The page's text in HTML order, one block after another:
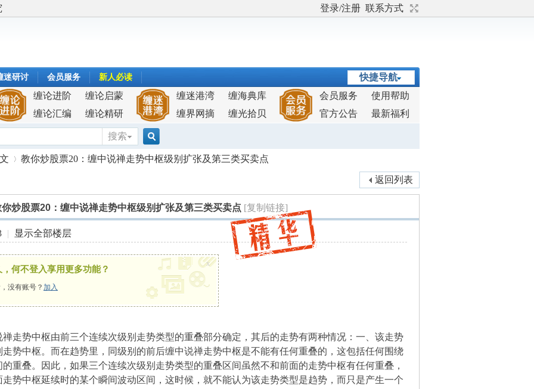
登录/注册 联系方式
快捷导航
迷研讨 会员服务 新人必读
缠论进阶
缠论启蒙
缠论汇编
缠论精研
缠迷港湾
缠海典库
缠界网摘
缠光拾贝
会员服务
使用帮助
官方公告
最新福利
搜索
搜
索
›
教你炒股票20：缠中说禅走势中枢级别扩张及第三类买卖点
返回列表
你炒股票20：缠中说禅走势中枢级别扩张及第三类买卖点 [复制链接]
| 显示全部楼层
何不登入享用更多功能？
没有账号？ 加入
x
走势中枢由前三个连续次级别走势类型的重叠部分确定，其后的走势有两种情况：一、该走势
势中枢。而在趋势里，同级别的前后缠中说禅走势中枢是不能有任何重叠的，这包括任何围绕
重叠。因此，如果三个连续次级别走势类型的重叠区间虽然不和前面的走势中枢有任何重叠，
势中枢延续时的某个瞬间波动区间，这时候，就不能认为该走势类型是趋势，而只是产生一个